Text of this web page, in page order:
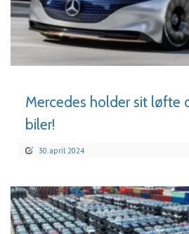
Mercedes holder sit løfte
biler!
30. april 2024